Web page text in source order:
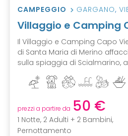
CAMPEGGIO GARGANO,
Villaggio e Camping
Il Villaggio e Camping Capo
di Santa Maria di Merino
sulla spiaggia di Scialmarino,
prezzi a partire da 50 €
1 Notte, 2 Adulti + 2 Bambini,
Pernottamento